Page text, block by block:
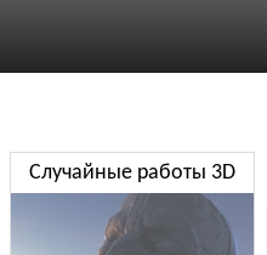
Случайные работы 3D